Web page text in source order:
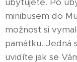
minibusem do
možnost si
památku. Jedná
uvidíte jak se